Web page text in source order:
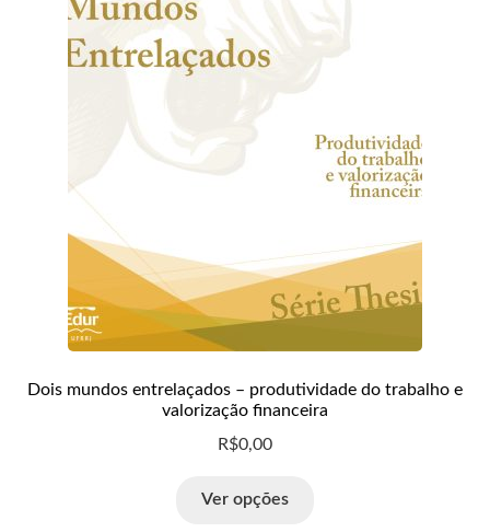
Dois mundos entrelaçados – produtividade do trabalho e
valorização financeira
R$0,00
Ver opções